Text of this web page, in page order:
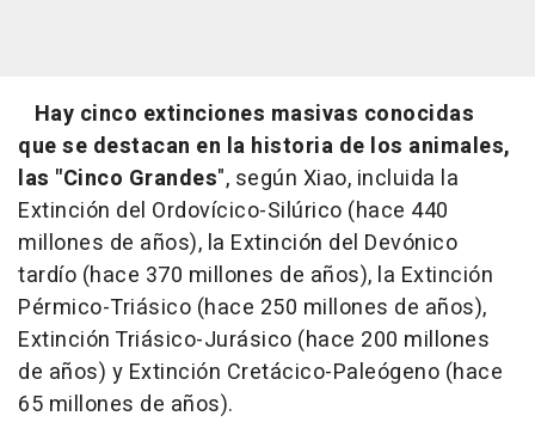
Hay cinco extinciones masivas conocidas
que se destacan en la historia de los animales,
las "Cinco Grandes", según Xiao, incluida la
Extinción del Ordovícico-Silúrico (hace 440
millones de años), la Extinción del Devónico
tardío (hace 370 millones de años), la Extinción
Pérmico-Triásico (hace 250 millones de años),
Extinción Triásico-Jurásico (hace 200 millones
de años) y Extinción Cretácico-Paleógeno (hace
65 millones de años).